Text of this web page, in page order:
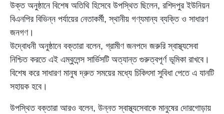
উক্ত অনুষ্ঠানে বিশেষ অতিথি হিসেবে উপস্থিত ছিলেন, রশিদপুর ইউনিয়ন
বিএনপির বিভিন্ন পর্যায়ের নেতাকর্মী, স্থানীয় গণ্যমান্য ব্যক্তি ও সাধারণ
জনগণ।
উদ্বোধনী অনুষ্ঠানে বক্তারা বলেন, গ্রামীণ জনপদে জরুরি স্বাস্থ্যসেবা
নিশ্চিত করতে এই এম্বুলেন্স সার্ভিসটি অত্যান্ত গুরুত্বপূর্ণ ভূমিকা রাখবে।
বিশেষ করে সাধারণ মানুষ দ্রুত সময়ের মধ্যে চিকিৎসা সুবিধা পেতে এ যানটি
সহায়ক হবে।
উপস্থিত বক্তারা আরও বলেন, উন্নত স্বাস্থ্যসেবাকে মানুষের দোরগোড়ায়